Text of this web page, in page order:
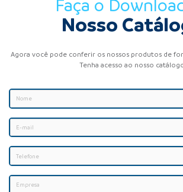
Faça o
Nosso
Agora você pode conferir os nossos produtos de
Tenha acesso ao nosso